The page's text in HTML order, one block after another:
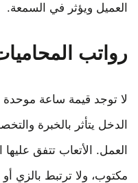
العميل ويؤثر في السمعة.
رواتب
لا توجد قيمة ساعة موحدة
الدخل يتأثر بالخبرة
العمل. الأتعاب تتفق
مكتوب، ولا ترتبط بالزي